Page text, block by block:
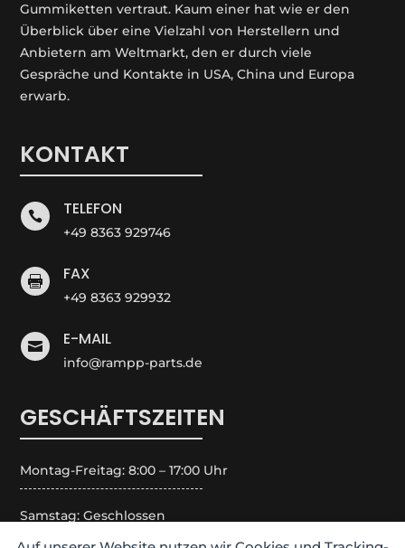
Gummiketten vertraut. Kaum einer hat wie er den
Überblick über eine Vielzahl von Herstellern und
Anbietern am Weltmarkt, den er durch viele
Gespräche und Kontakte in USA, China und Europa
erwarb.
KONTAKT
 TELEFON
+49 8363 929746
 FAX
+49 8363 929932
 E-MAIL
info@rampp-parts.de
GESCHÄFTSZEITEN
Montag-Freitag: 8:00 – 17:00 Uhr
Samstag: Geschlossen